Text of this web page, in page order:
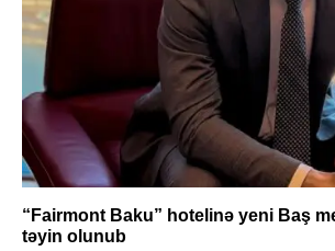
“Fairmont Baku” hotelinə yeni Baş
təyin olunub